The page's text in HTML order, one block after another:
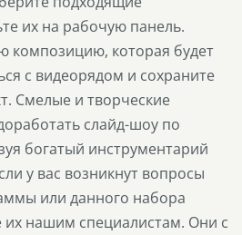
их на рабочую панель.
композицию, которая будет
с видеорядом и сохраните
Смелые и творческие
слайд-шоу по
богатый инструментарий
у вас возникнут вопросы
или данного набора
их нашим специалистам. Они с